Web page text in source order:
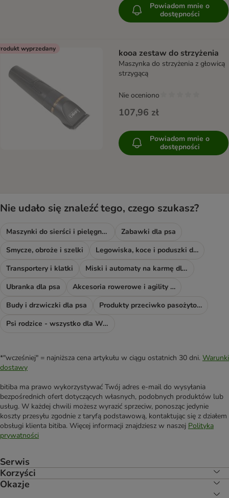
Powiadom mnie o
dostępności
wyprzedany kooa zestaw do strzyżenia
Maszynka do strzyżenia z głowicą
strzygącą
107,96 zł
Nie oceniono
Powiadom mnie o
dostępności
Nie udało się znaleźć tego, czego szukasz?
Maszynki do sierści i pielęgnacja
Zabawki dla psa
Smycze, obroże i szelki
Legowiska, koce i poduszki dla psa
Transportery i klatki
Miski i automaty na karmę dla psa
Ubranka dla psa
Akcesoria rowerowe i agility dla psa
Budy i drzwiczki dla psa
Produkty przeciwko pasożytom dla psów
Psi rodzice - wszystko dla Was!
*"wcześniej" = najniższa cena artykułu w ciągu ostatnich 30 dni. Warunki
dostawy
bitiba ma prawo wykorzystywać Twój adres e-mail do wysyłania
bezpośrednich ofert dotyczących własnych, podobnych produktów lub
usług. W każdej chwili możesz wyrazić sprzeciw, ponosząc jedynie
koszty przesyłu zgodnie z taryfą podstawową, kontaktując się z działem
obsługi klienta bitiba. Więcej informacji znajdziesz w naszej Polityka
prywatności
Serwis
Korzyści
Okazje